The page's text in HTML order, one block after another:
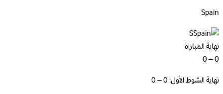
Spain
S
نهاية المباراة
0 – 0
نهاية الشوط الأول: 0 – 0